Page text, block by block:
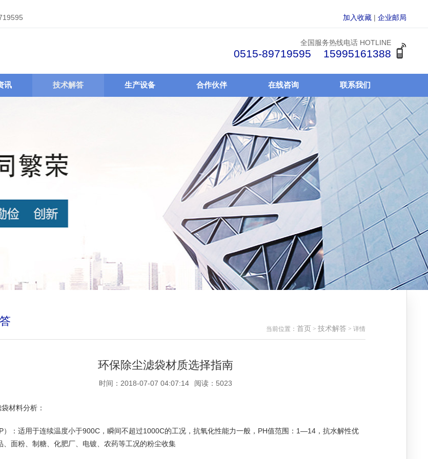
加入收藏 | 企业邮局
全国服务热线电话 HOTLINE
0515-89719595 15995161388
讯 技术解答 生产设备 合作伙伴 在线咨询 联系我们
当前位置： 首页 > 技术解答 > 详情
环保除尘滤袋材质选择指南
时间：2018-07-07 04:07:14 阅读：5023
材料分析：
）：适用于连续温度小于900C，瞬间不超过1000C的工况，抗氧化性能力一般，PH值范围：1—14，抗水解性优
、面粉、制糖、化肥厂、电镀、农药等工况的粉尘收集